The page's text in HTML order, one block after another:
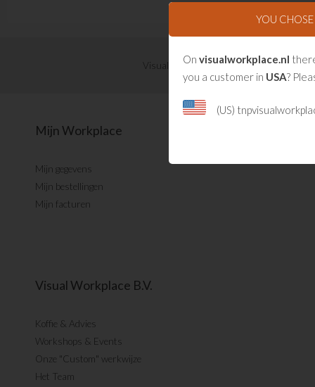
Visual Management updates ontvangen?
Mijn Workplace
Mijn gegevens
Mijn bestellingen
Mijn facturen
Visual Workplace B.V.
Koffie & Advies
Workshops & Events
Onze "Custom" werkwijze
Het Team
YOU CHOSE
On visualworkplace.nl
you a customer in USA?
(US)